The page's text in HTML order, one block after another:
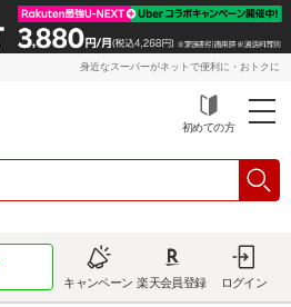
身近なスーパーがネットで便利に・おトクに
初めての方
キャンペーン 楽天会員登録 ログイン